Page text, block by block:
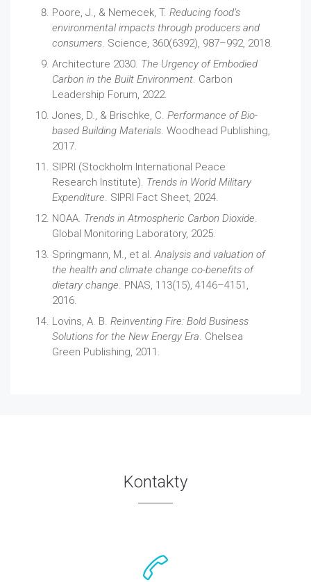
Poore, J., & Nemecek, T. Reducing food’s
environmental impacts through producers and
consumers . Science, 360(6392), 987–992, 2018.
Architecture 2030. The Urgency of Embodied
Carbon in the Built Environment . Carbon
Leadership Forum, 2022.
Jones, D., & Brischke, C. Performance of Bio-
based Building Materials . Woodhead Publishing,
2017.
SIPRI (Stockholm International Peace
Research Institute). Trends in World Military
Expenditure . SIPRI Fact Sheet, 2024.
NOAA. Trends in Atmospheric Carbon Dioxide
Global Monitoring Laboratory, 2025.
Springmann, M., et al. Analysis and valuation of
the health and climate change co-benefits of
dietary change . PNAS, 113(15), 4146–4151,
2016.
Lovins, A. B. Reinventing Fire: Bold Business
Solutions for the New Energy Era . Chelsea
Green Publishing, 2011.
Kontakty